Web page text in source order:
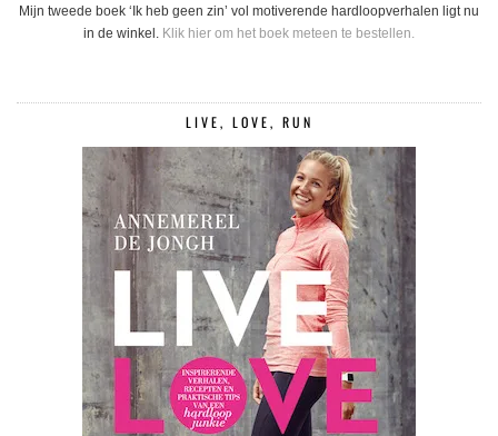
Mijn tweede boek ‘Ik heb geen zin’ vol motiverende hardloopverhalen ligt nu
in de winkel. Klik hier om het boek meteen te bestellen.
LIVE, LOVE, RUN